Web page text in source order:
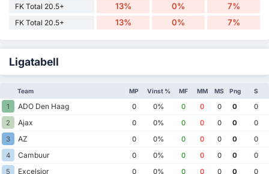
FK Total 20.5+ 13% 0% 7%
FK Total 20.5+ 13% 0% 7%
Ligatabell
Team MP Vinst % MF MM MS Png S
1 ADO Den Haag 0 0% 0 0 0 0
0
2
Ajax 0 0% 0 0 0 0
0
3
AZ 0 0% 0 0 0 0
0
4
Cambuur 0 0% 0 0 0 0
0
5
Excelsior 0 0% 0 0 0 0 0